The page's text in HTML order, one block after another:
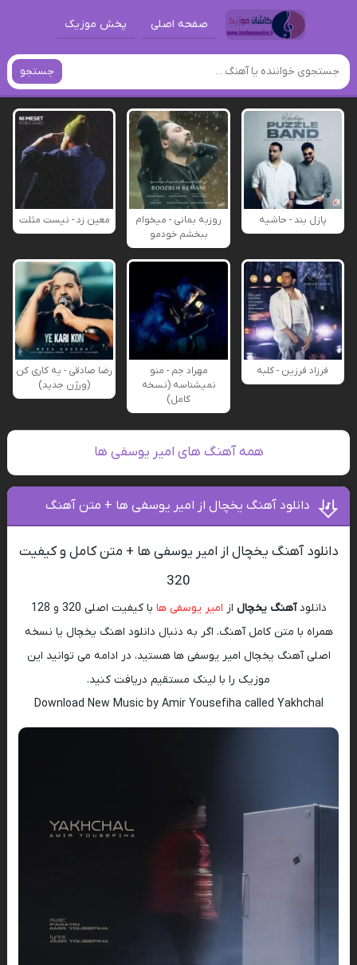
صفحه اصلی پخش موزیک
جستجو
پازل بند - حاشیه
روزبه بمانی - میخوام
ببخشم خودمو
معین زد - نیست مثلت
فرزاد فرزین - کلبه
مهراد جم - منو
نمیشناسه (نسخه
کامل)
رضا صادقی - یه کاری کن
(ورژن جدید)
همه آهنگ های امیر یوسفی ها
دانلود آهنگ یخچال از امیر یوسفی ها + متن آهنگ
دانلود آهنگ یخچال از امیر یوسفی ها + متن کامل و کیفیت
320
دانلودآهنگ یخچال از امیر یوسفی ها
با کیفیت اصلی 320 و 128
همراه با متن کامل آهنگ. اگر به دنبال دانلود اهنگ یخچال یا نسخه
اصلی آهنگ یخچال امیر یوسفی ها هستید، در ادامه می توانید این
موزیک را با لینک مستقیم دریافت کنید.
Download New Music by Amir Yousefiha called Yakhchal